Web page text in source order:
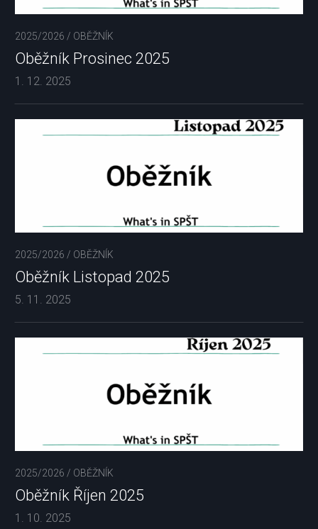
2025/2026 / OBĚŽNÍK
Oběžník Prosinec 2025
1. 12. 2025
2025/2026 / OBĚŽNÍK
Oběžník Listopad 2025
5. 11. 2025
2025/2026 / OBĚŽNÍK
Oběžník Říjen 2025
1. 10. 2025